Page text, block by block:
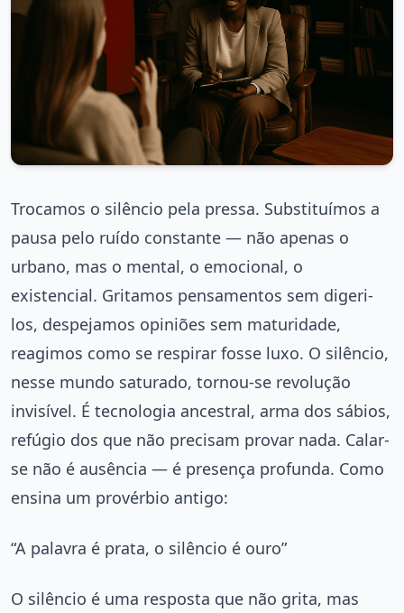
Trocamos o silêncio pela pressa. Substituímos a
pausa pelo ruído constante — não apenas o
urbano, mas o mental, o emocional, o
existencial. Gritamos pensamentos sem digeri-
los, despejamos opiniões sem maturidade,
reagimos como se respirar fosse luxo. O silêncio,
nesse mundo saturado, tornou-se revolução
invisível. É tecnologia ancestral, arma dos sábios,
refúgio dos que não precisam provar nada. Calar-
se não é ausência — é presença profunda. Como
ensina um provérbio antigo:
“A palavra é prata, o silêncio é ouro”
O silêncio é uma resposta que não grita, mas